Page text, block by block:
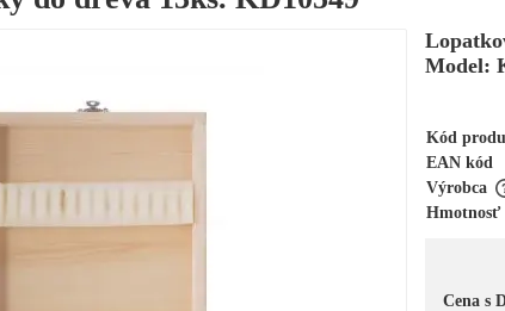
Model:
Kód
EAN kód
Výrobca
Hmotnosť
Cena s